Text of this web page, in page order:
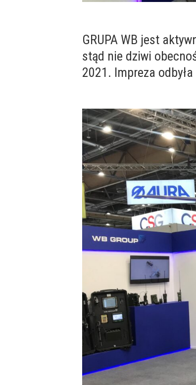
GRUPA WB jest
stąd nie dziwi
2021. Impreza